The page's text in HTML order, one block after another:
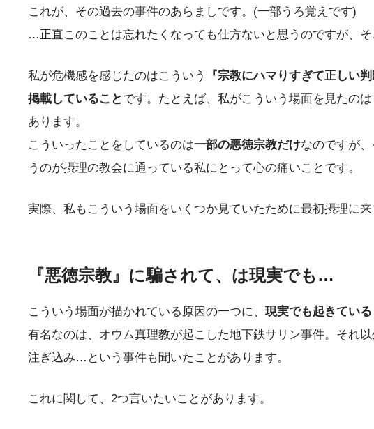
これが、その過去の事件のあらましです。(一部うろ覚えです)
…正直このことは忘れたくなっても仕方ないと思うのですが、そ
私が危機感を感じたのはこういう 『宗教にハマりすぎて正しい
掲載していること です。たとえば、私がこういう場面を見たの
あります。
こういったことをしているのは一部の悪徳宗教だけなのですが
うのが摂理の教会に通っている私にとって心の痛いことです。
実際、私もこういう場面をいくつか見ていたために最初摂理に
『悪徳宗教』に騙されて、は現実でも…
こういう場面が描かれている原因の一つに、 現実でも起きている
有名なのは、オウム真理教が起こした地下鉄サリン事件。それ
注ぎ込み…という事件も聞いたことがあります。
これに関して、2つ言いたいことがあります。